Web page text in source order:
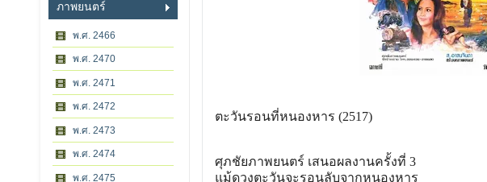
ภาพยนตร์
พ.ศ. 2466
พ.ศ. 2470
พ.ศ. 2471
พ.ศ. 2472
พ.ศ. 2473
พ.ศ. 2474
พ.ศ. 2475
ตะวันรอนที่หนองหาร (2517)
ศุภชัยภาพยนตร์ เสนอผลงานครั้งที่ 3
แม้ดวงตะวันจะรอนลับจากหนองหาร